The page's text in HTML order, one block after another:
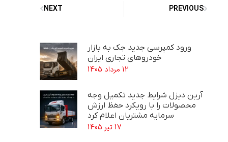
PREVIOUS
NEXT
ورود کمپرسی جدید جک به بازار
خودروهای تجاری ایران
12 مرداد 1405
آرین دیزل شرایط جدید تکمیل وجه
محصولات را با رویکرد حفظ ارزش
سرمایه مشتریان اعلام کرد
17 تیر 1405